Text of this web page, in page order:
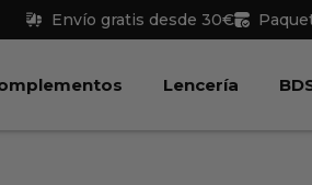
Envío gratis desde 30€
Juguetes AbrirLencería Abrir